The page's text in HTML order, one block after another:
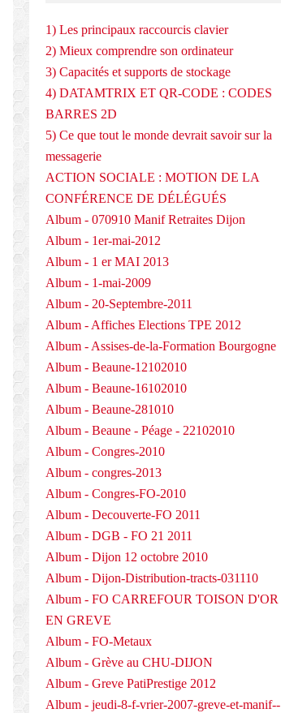
1) Les principaux raccourcis clavier
2) Mieux comprendre son ordinateur
3) Capacités et supports de stockage
4) DATAMTRIX ET QR-CODE : CODES
BARRES 2D
5) Ce que tout le monde devrait savoir sur la
messagerie
ACTION SOCIALE : MOTION DE LA
CONFÉRENCE DE DÉLÉGUÉS
Album - 070910 Manif Retraites Dijon
Album - 1er-mai-2012
Album - 1 er MAI 2013
Album - 1-mai-2009
Album - 20-Septembre-2011
Album - Affiches Elections TPE 2012
Album - Assises-de-la-Formation Bourgogne
Album - Beaune-12102010
Album - Beaune-16102010
Album - Beaune-281010
Album - Beaune - Péage - 22102010
Album - Congres-2010
Album - congres-2013
Album - Congres-FO-2010
Album - Decouverte-FO 2011
Album - DGB - FO 21 2011
Album - Dijon 12 octobre 2010
Album - Dijon-Distribution-tracts-031110
Album - FO CARREFOUR TOISON D'OR
EN GREVE
Album - FO-Metaux
Album - Grève au CHU-DIJON
Album - Greve PatiPrestige 2012
Album - jeudi-8-f-vrier-2007-greve-et-manif--